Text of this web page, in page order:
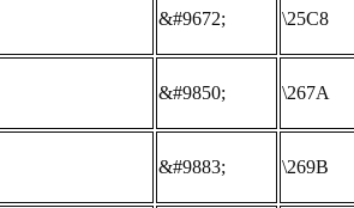
&#9672; \25C8
&#9850; \267A
&#9883; \269B